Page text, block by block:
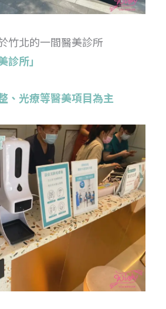
竹北的一間醫美診所
診所」
、光療等醫美項目為主